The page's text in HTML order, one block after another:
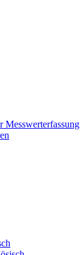
Messwerterfassung